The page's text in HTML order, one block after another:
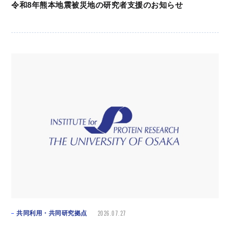
令和8年熊本地震被災地の研究者支援のお知らせ
共同利用・共同研究拠点 2026.07.27